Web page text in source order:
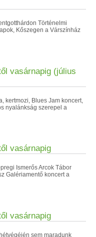
Történelmi
Kőszegen a Várszínház
vasárnapig (július
kertmozi, Blues Jam koncert,
nyalánkság szerepel a
vasárnapig
Ismerős Arcok Tábor
Galériamentő koncert a
vasárnapig
sem maradunk